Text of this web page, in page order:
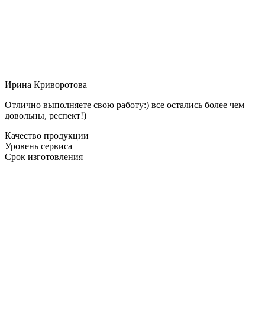
Ирина Криворотова
Отлично выполняете свою работу:) все остались более чем
довольны, респект!)
Качество продукции
Уровень сервиса
Срок изготовления